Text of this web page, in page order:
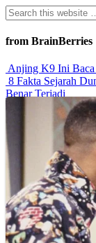
from BrainBerries
Anjing K9 Ini
8 Fakta Sejarah
Benar Terjadi
Rahasia Sehat
9 Rahasia
Inilah Cara
Advertisements